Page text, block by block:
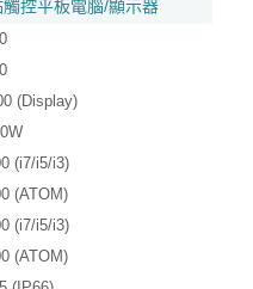
控平板電腦/顯示器
(Display)
(i7/i5/i3)
(ATOM)
(i7/i5/i3)
(ATOM)